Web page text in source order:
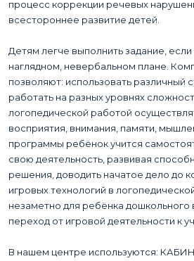
процесс коррекции речевых
всестороннее развитие детей.
Детям легче выполнить задание,
наглядном, невербальном плане.
позволяют: использовать различный
работать на разных уровнях
логопедической работой
восприятия, внимания, памяти,
программы ребёнок учится
свою деятельность, развивая
решения, доводить начатое дело до
игровых технологий в
незаметно для ребёнка дошкольного
переход от игровой деятельности к
В нашем центре используются: